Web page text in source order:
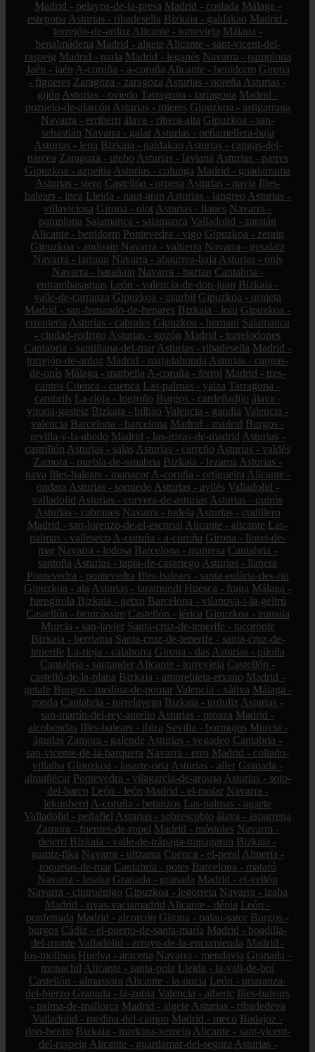
Madrid - pelayos-de-la-presa Madrid - coslada Málaga -
estepona Asturias - ribadesella Bizkaia - galdakao Madrid -
torrejón-de-ardoz Alicante - torrevieja Málaga -
benalmádena Madrid - algete Alicante - sant-vicent-del-
raspeig Madrid - parla Madrid - leganés Navarra - pamplona
Jaén - jaén A-coruña - a-coruña Alicante - benidorm Girona
- figueres Zaragoza - zaragoza Asturias - noreña Asturias -
gijón Asturias - oviedo Tarragona - tarragona Madrid -
pozuelo-de-alarcón Asturias - mieres Gipuzkoa - astigarraga
Navarra - erriberri álava - ribera-alta Gipuzkoa - san-
sebastián Navarra - galar Asturias - peñamellera-baja
Asturias - lena Bizkaia - galdakao Asturias - cangas-del-
narcea Zaragoza - utebo Asturias - laviana Asturias - parres
Gipuzkoa - azpeitia Asturias - colunga Madrid - guadarrama
Asturias - siero Castellón - orpesa Asturias - navia Illes-
balears - inca Lleida - naut-aran Asturias - langreo Asturias -
villaviciosa Girona - olot Asturias - llanes Navarra -
pamplona Salamanca - salamanca Valladolid - zaratán
Alicante - benidorm Pontevedra - vigo Gipuzkoa - zerain
Gipuzkoa - andoain Navarra - valtierra Navarra - gesalatz
Navarra - larraun Navarra - abaurrea-baja Asturias - onís
Navarra - barañain Navarra - baztan Cantabria -
entrambasaguas León - valencia-de-don-juan Bizkaia -
valle-de-carranza Gipuzkoa - usurbil Gipuzkoa - urnieta
Madrid - san-fernando-de-henares Bizkaia - loiu Gipuzkoa -
errenteria Asturias - cabrales Gipuzkoa - hernani Salamanca
- ciudad-rodrigo Asturias - gozón Madrid - torrelodones
Cantabria - santillana-del-mar Asturias - ribadesella Madrid -
torrejón-de-ardoz Madrid - majadahonda Asturias - cangas-
de-onís Málaga - marbella A-coruña - ferrol Madrid - tres-
cantos Cuenca - cuenca Las-palmas - yaiza Tarragona -
cambrils La-rioja - logroño Burgos - cardeñadijo álava -
vitoria-gasteiz Bizkaia - bilbao Valencia - gandia Valencia -
valencia Barcelona - barcelona Madrid - madrid Burgos -
revilla-y-la-ahedo Madrid - las-rozas-de-madrid Asturias -
castrillón Asturias - salas Asturias - carreño Asturias - valdés
Zamora - puebla-de-sanabria Bizkaia - lezama Asturias -
nava Illes-balears - manacor A-coruña - ortigueira Alicante -
ondara Asturias - somiedo Asturias - avilés Valladolid -
valladolid Asturias - corvera-de-asturias Asturias - quirós
Asturias - cabranes Navarra - tudela Asturias - cudillero
Madrid - san-lorenzo-de-el-escorial Alicante - alicante Las-
palmas - valleseco A-coruña - a-coruña Girona - lloret-de-
mar Navarra - lodosa Barcelona - manresa Cantabria -
santoña Asturias - tapia-de-casariego Asturias - llanera
Pontevedra - pontevedra Illes-balears - santa-eulària-des-riu
Gipuzkoa - aia Asturias - taramundi Huesca - fraga Málaga -
fuengirola Bizkaia - getxo Barcelona - vilanova-i-la-geltrú
Castellón - benicàssim Castellón - jérica Gipuzkoa - zumaia
Murcia - san-javier Santa-cruz-de-tenerife - tacoronte
Bizkaia - berriatua Santa-cruz-de-tenerife - santa-cruz-de-
tenerife La-rioja - calahorra Girona - das Asturias - piloña
Cantabria - santander Alicante - torrevieja Castellón -
castelló-de-la-plana Bizkaia - amorebieta-etxano Madrid -
getafe Burgos - medina-de-pomar Valencia - xàtiva Málaga -
ronda Cantabria - torrelavega Bizkaia - urduliz Asturias -
san-martín-del-rey-aurelio Asturias - proaza Madrid -
alcobendas Illes-balears - ibiza Sevilla - bormujos Murcia -
águilas Zamora - galende Asturias - vegadeo Cantabria -
san-vicente-de-la-barquera Navarra - erro Madrid - collado-
villalba Gipuzkoa - lasarte-oria Asturias - aller Granada -
almuñécar Pontevedra - vilagarcía-de-arousa Asturias - soto-
del-barco León - león Madrid - el-molar Navarra -
lekunberri A-coruña - betanzos Las-palmas - agaete
Valladolid - peñafiel Asturias - sobrescobio álava - asparrena
Zamora - fuentes-de-ropel Madrid - móstoles Navarra -
deierri Bizkaia - valle-de-trápaga-trapagaran Bizkaia -
gamiz-fika Navarra - ultzama Cuenca - el-peral Almería -
roquetas-de-mar Cantabria - potes Barcelona - mataró
Navarra - lesaka Granada - granada Madrid - el-vellón
Navarra - cintruénigo Gipuzkoa - legorreta Navarra - izaba
Madrid - rivas-vaciamadrid Alicante - dénia León -
ponferrada Madrid - alcorcón Girona - palau-sator Burgos -
burgos Cádiz - el-puerto-de-santa-maría Madrid - boadilla-
del-monte Valladolid - arroyo-de-la-encomienda Madrid -
los-molinos Huelva - aracena Navarra - mendavia Granada -
monachil Alicante - santa-pola Lleida - la-vall-de-boí
Castellón - almassora Alicante - la-nucia León - priaranza-
del-bierzo Granada - la-zubia Valencia - alberic Illes-balears
- palma-de-mallorca Madrid - algete Asturias - ribadedeva
Valladolid - medina-del-campo Madrid - meco Badajoz -
don-benito Bizkaia - markina-xemein Alicante - sant-vicent-
del-raspeig Alicante - guardamar-del-segura Asturias -